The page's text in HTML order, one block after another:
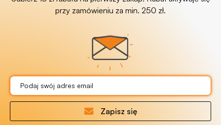
przy zamówieniu za min. 250 zł.
Zapisz się